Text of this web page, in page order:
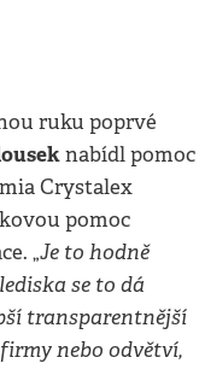
ruku poprvé
nabídl pomoc
Crystalex
pomoc
„Je to hodně
se to dá
transparentnější
nebo odvětví,